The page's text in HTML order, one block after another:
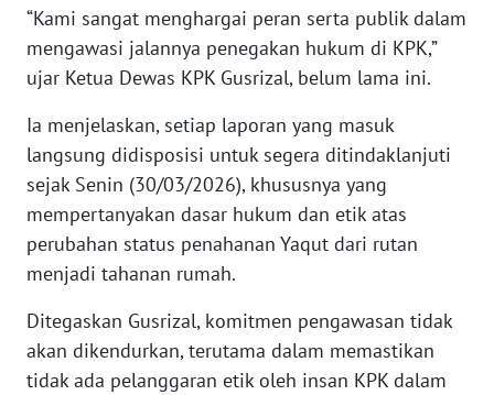
“Kami sangat menghargai peran serta publik dalam
mengawasi jalannya penegakan hukum di KPK,”
ujar Ketua Dewas KPK Gusrizal, belum lama ini.
Ia menjelaskan, setiap laporan yang masuk
langsung didisposisi untuk segera ditindaklanjuti
sejak Senin (30/03/2026), khususnya yang
mempertanyakan dasar hukum dan etik atas
perubahan status penahanan Yaqut dari rutan
menjadi tahanan rumah.
Ditegaskan Gusrizal, komitmen pengawasan tidak
akan dikendurkan, terutama dalam memastikan
tidak ada pelanggaran etik oleh insan KPK dalam
KARIR
Wahana
News
Regional
SUMUT
WN
JAKARTA